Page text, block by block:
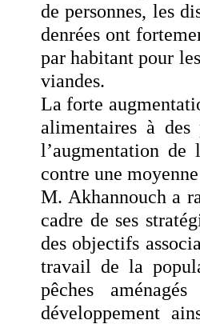
de personnes, les
denrées ont
par habitant pour
viandes.
La forte
alimentaires à des
l’augmentation
contre une
M. Akhannouch a
cadre de ses
des objectifs
travail de la
pêches
développement